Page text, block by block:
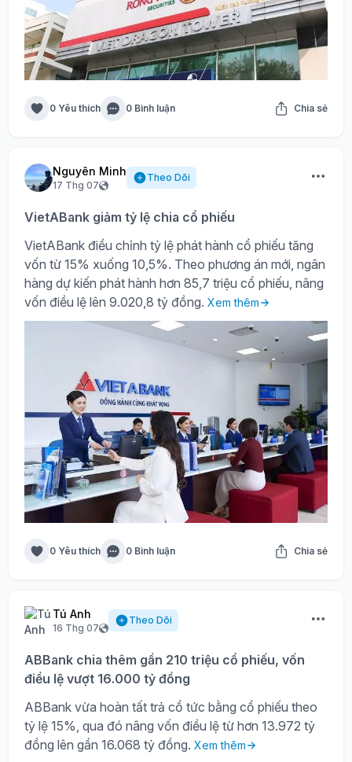
0 Yêu thích 0 Bình luận Chia sẻ
Nguyên Minh
17 Thg 07
Theo Dõi
VietABank giảm tỷ lệ chia cổ phiếu
VietABank điều chỉnh tỷ lệ phát hành cổ phiếu tăng
vốn từ 15% xuống 10,5%. Theo phương án mới, ngân
hàng dự kiến phát hành hơn 85,7 triệu cổ phiếu, nâng
vốn điều lệ lên 9.020,8 tỷ đồng. Xem thêm
0 Yêu thích 0 Bình luận Chia sẻ
Tú Anh
16 Thg 07
Theo Dõi
ABBank chia thêm gần 210 triệu cổ phiếu, vốn
điều lệ vượt 16.000 tỷ đồng
ABBank vừa hoàn tất trả cổ tức bằng cổ phiếu theo
tỷ lệ 15%, qua đó nâng vốn điều lệ từ hơn 13.972 tỷ
đồng lên gần 16.068 tỷ đồng. Xem thêm